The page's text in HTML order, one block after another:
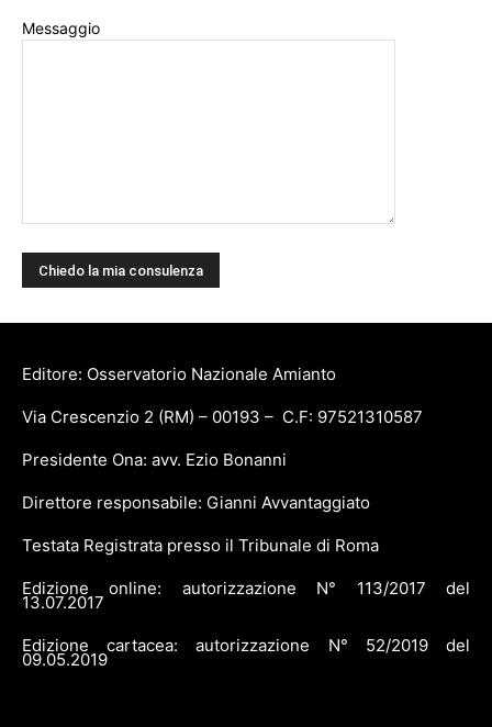
Messaggio
Editore: Osservatorio Nazionale Amianto
Via Crescenzio 2 (RM) – 00193 – C.F: 97521310587
Presidente Ona: avv. Ezio Bonanni
Direttore responsabile: Gianni Avvantaggiato
Testata Registrata presso il Tribunale di Roma
Edizione online: autorizzazione N° 113/2017 del
13.07.2017
Edizione cartacea: autorizzazione N° 52/2019 del
09.05.2019